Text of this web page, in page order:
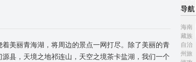
着美丽青海湖，将周边的景点一网打尽。除了美丽的青
县，天境之地祁连山，天空之境茶卡盐湖，我们一个
导航
海南
藏族
自治
州旅